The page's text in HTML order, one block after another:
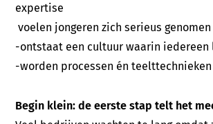
expertise
voelen jongeren zich serieus genomen
-ontstaat een cultuur waarin iedereen
-worden processen én
Begin klein: de eerste stap telt het